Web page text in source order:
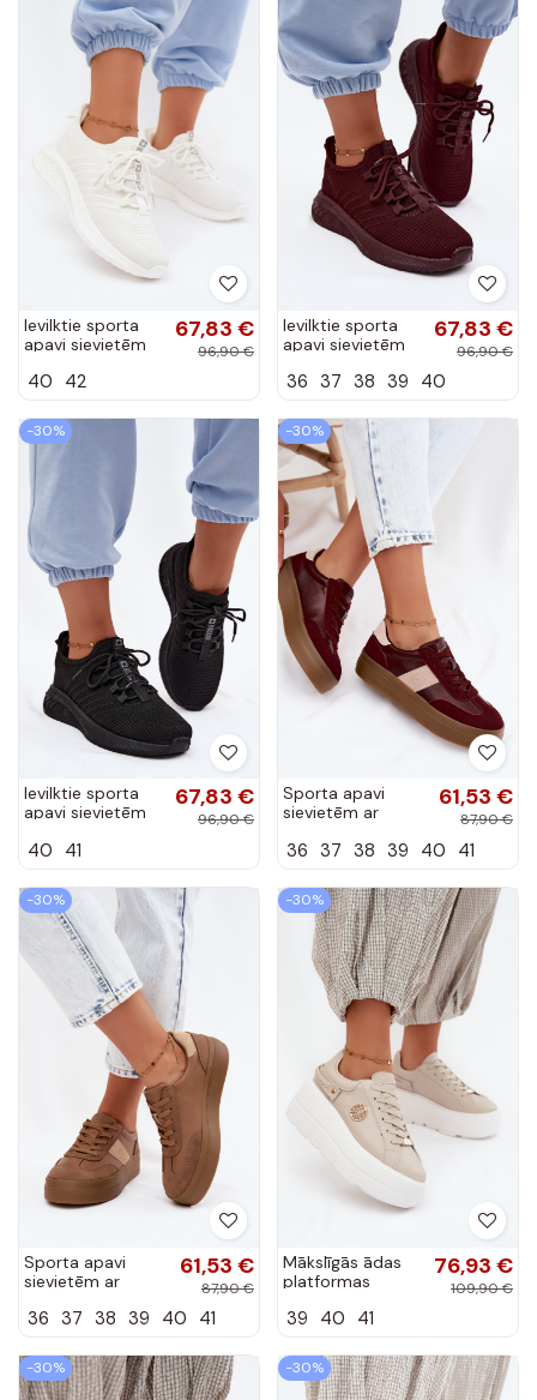
Ievilktie sporta
apavi sievietēm
UU274056 baltā
67,83 €
96,90 €
40 42
Ievilktie sporta
apavi sievietēm
UU274053 bordo
67,83 €
96,90 €
36 37 38 39 40
-30%
Ievilktie sporta
apavi sievietēm
UU274057 melnā
67,83 €
96,90 €
40 41
-30%
Sporta apavi
sievietēm ar
UU274013 bordo
61,53 €
87,90 €
36 37 38 39 40 41
-30%
Sporta apavi
sievietēm ar
UU274015 brūnā
61,53 €
87,90 €
36 37 38 39 40 41
-30%
Mākslīgās ādas
platformas
sievietēm D&A
krāsā
76,93 €
109,90 €
39 40 41
-30% -30%